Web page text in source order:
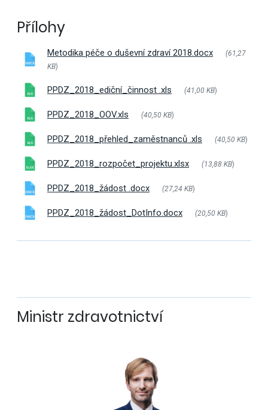
Přílohy
Metodika péče o duševní zdraví 2018.docx
(61,27
KB)
PPDZ_2018_ediční_činnost .xls (41,00 KB)
PPDZ_2018_OOV.xls (40,50 KB)
PPDZ_2018_přehled_zaměstnanců .xls (40,50 KB)
PPDZ_2018_rozpočet_projektu.xlsx (13,88 KB)
PPDZ_2018_žádost .docx (27,24 KB)
PPDZ_2018_žádost_DotInfo.docx (20,50 KB)
Ministr zdravotnictví